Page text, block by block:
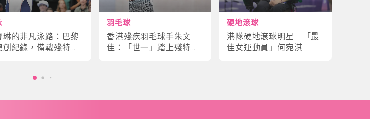
琳的非凡泳路：巴黎
創紀錄，備戰殘特奧
羽毛球
香港殘疾羽毛球手朱文
佳：「世一」踏上殘特奧
硬地滾球
港隊硬地滾球明星 「最
佳女運動員」何宛淇